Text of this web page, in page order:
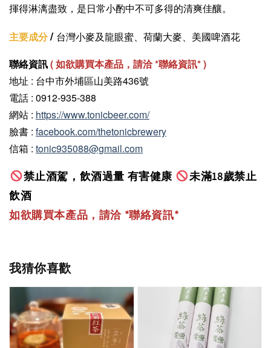
揮得淋漓盡致，是日常小酌中不可多得的清爽佳釀。
主要成分/ 台灣小麥及龍眼蜜、荷蘭大麥、美國啤酒花
聯絡資訊(如欲購買本產品，請洽 *聯絡資訊* )
地址 : 台中市外埔區山美路436號
電話 : 0912-935-388
網站 : https://www.tonicbeer.com/
臉書 : facebook.com/thetonicbrewery
信箱 : tonic935088@gmail.com
禁止酒駕，飲酒過量 有害健康
未滿18歲禁止
飲酒
如欲購買本產品，請洽 *聯絡資訊*
我猜你喜歡